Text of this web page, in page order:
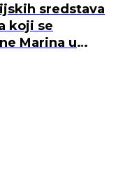
sredstava
koji se
Marina u